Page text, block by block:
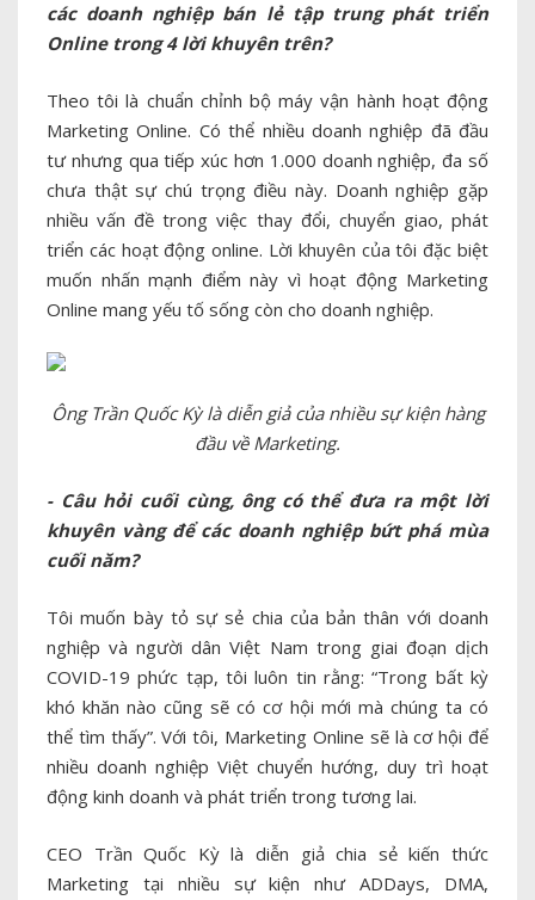
các doanh nghiệp bán lẻ tập trung phát triển
Online trong 4 lời khuyên trên?
Theo tôi là chuẩn chỉnh bộ máy vận hành hoạt động
Marketing Online. Có thể nhiều doanh nghiệp đã đầu
tư nhưng qua tiếp xúc hơn 1.000 doanh nghiệp, đa số
chưa thật sự chú trọng điều này. Doanh nghiệp gặp
nhiều vấn đề trong việc thay đổi, chuyển giao, phát
triển các hoạt động online. Lời khuyên của tôi đặc biệt
muốn nhấn mạnh điểm này vì hoạt động Marketing
Online mang yếu tố sống còn cho doanh nghiệp.
Ông Trần Quốc Kỳ là diễn giả của nhiều sự kiện hàng
đầu về Marketing.
- Câu hỏi cuối cùng, ông có thể đưa ra một lời
khuyên vàng để các doanh nghiệp bứt phá mùa
cuối năm?
Tôi muốn bày tỏ sự sẻ chia của bản thân với doanh
nghiệp và người dân Việt Nam trong giai đoạn dịch
COVID-19 phức tạp, tôi luôn tin rằng: “Trong bất kỳ
khó khăn nào cũng sẽ có cơ hội mới mà chúng ta có
thể tìm thấy”. Với tôi, Marketing Online sẽ là cơ hội để
nhiều doanh nghiệp Việt chuyển hướng, duy trì hoạt
động kinh doanh và phát triển trong tương lai.
CEO Trần Quốc Kỳ là diễn giả chia sẻ kiến thức
Marketing tại nhiều sự kiện như ADDays, DMA,